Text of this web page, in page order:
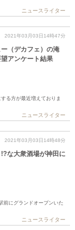
ニュースライター
2021年03月03日14時47分
（デカフェ）の淹
アンケート結果
る方が最近増えておりま
ニュースライター
2021年03月03日14時48分
な大衆酒場が神田に
前にグランドオープンいた
ニュースライター